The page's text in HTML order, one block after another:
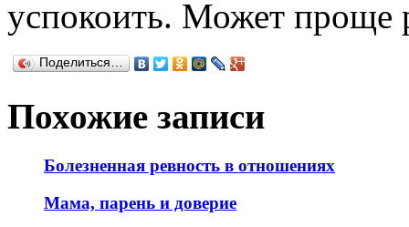
успокоить. Может проще
Поделиться…
Похожие записи
Болезненная ревность в отношениях
Мама, парень и доверие